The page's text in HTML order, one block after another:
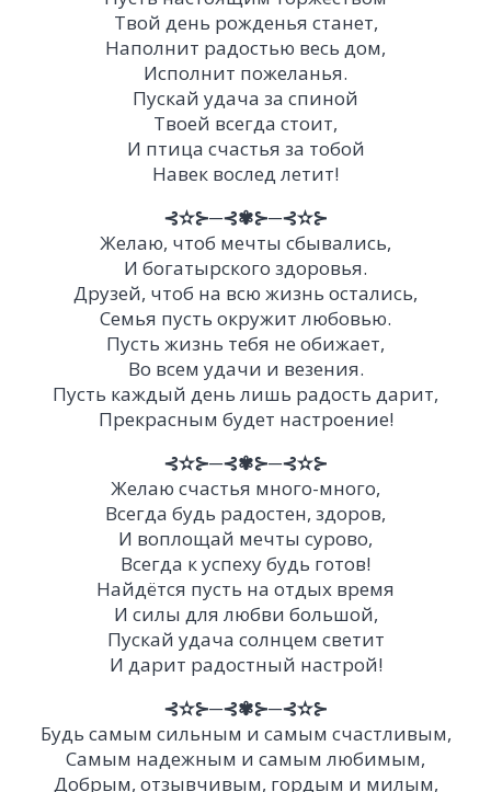
Твой день рожденья станет,
Наполнит радостью весь дом,
Исполнит пожеланья.
Пускай удача за спиной
Твоей всегда стоит,
И птица счастья за тобой
Навек вослед летит!
⊰✫⊱─⊰✾⊱─⊰✫⊱
Желаю, чтоб мечты сбывались,
И богатырского здоровья.
Друзей, чтоб на всю жизнь остались,
Семья пусть окружит любовью.
Пусть жизнь тебя не обижает,
Во всем удачи и везения.
Пусть каждый день лишь радость дарит,
Прекрасным будет настроение!
⊰✫⊱─⊰✾⊱─⊰✫⊱
Желаю счастья много-много,
Всегда будь радостен, здоров,
И воплощай мечты сурово,
Всегда к успеху будь готов!
Найдётся пусть на отдых время
И силы для любви большой,
Пускай удача солнцем светит
И дарит радостный настрой!
⊰✫⊱─⊰✾⊱─⊰✫⊱
Будь самым сильным и самым счастливым,
Самым надежным и самым любимым,
Добрым, отзывчивым, гордым и милым,